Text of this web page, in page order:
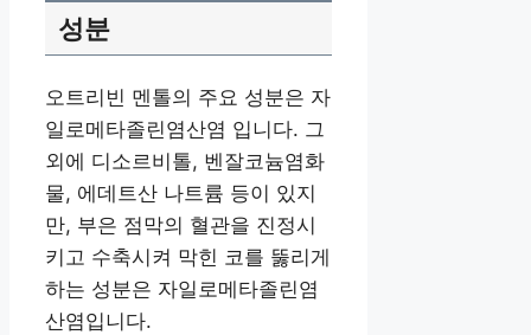
성분
오트리빈 멘톨의 주요 성분은 자
일로메타졸린염산염 입니다. 그
외에 디소르비톨, 벤잘코늄염화
물, 에데트산 나트륨 등이 있지
만, 부은 점막의 혈관을 진정시
키고 수축시켜 막힌 코를 뚫리게
하는 성분은 자일로메타졸린염
산염입니다.